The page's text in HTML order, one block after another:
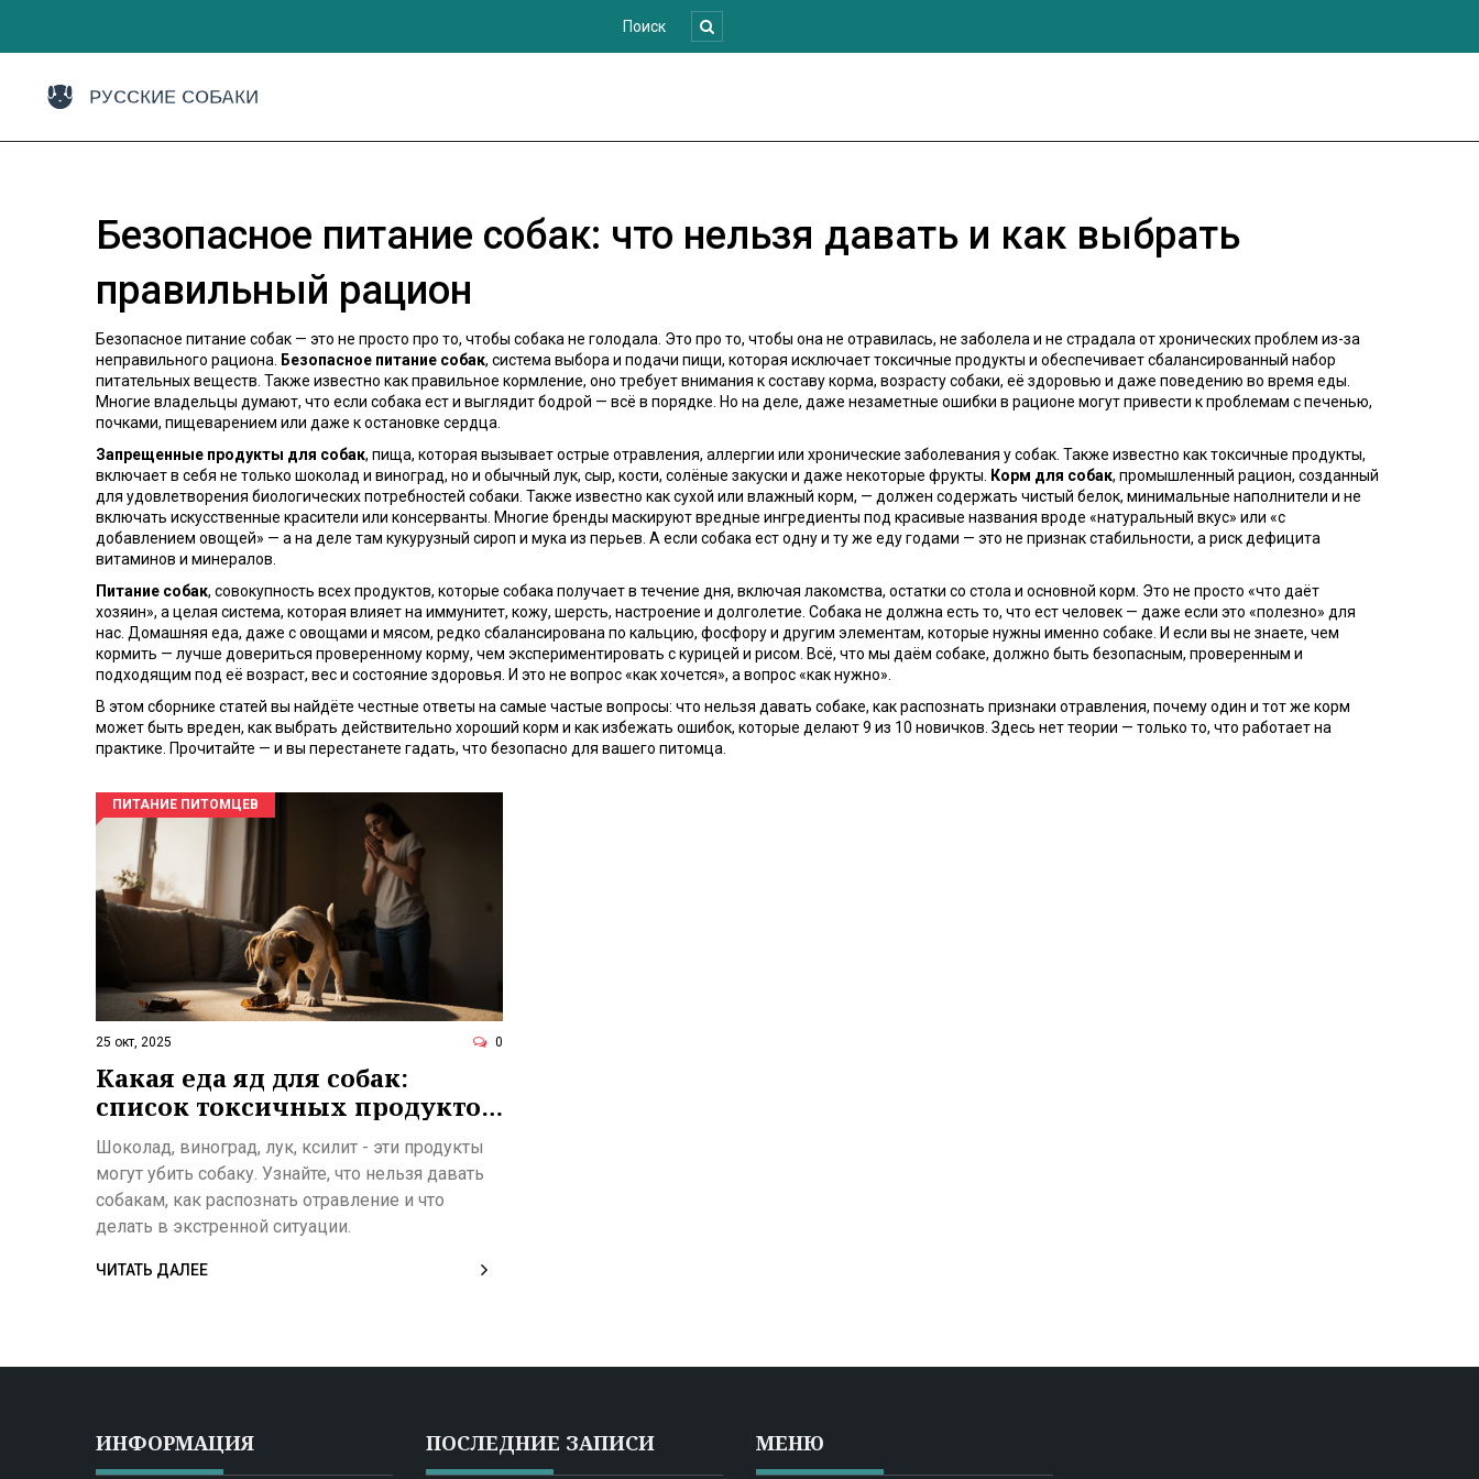
Безопасное питание собак: что нельзя давать и как выбрать
правильный рацион
Безопасное питание собак — это не просто про то, чтобы собака не голодала. Это про то, чтобы она не отравилась, не заболела и не страдала от хронических проблем из-за
неправильного рациона.
Безопасное питание собак, система выбора и подачи пищи, которая исключает токсичные продукты и обеспечивает сбалансированный набор
питательных веществ . Также известно какправильное кормление, оно требует внимания к составу корма, возрасту собаки, её здоровью и даже поведению во время еды.
Многие владельцы думают, что если собака ест и выглядит бодрой — всё в порядке. Но на деле, даже незаметные ошибки в рационе могут привести к проблемам с печенью,
почками, пищеварением или даже к остановке сердца.
Запрещенные продукты для собак, пища, которая вызывает острые отравления, аллергии или хронические заболевания у собак . Также известно кактоксичные продукты,
включает в себя не только шоколад и виноград, но и обычный лук, сыр, кости, солёные закуски и даже некоторые фрукты.
Корм для собак, промышленный рацион, созданный
для удовлетворения биологических потребностей собаки . Также известно каксухой или влажный корм, — должен содержать чистый белок, минимальные наполнители и не
включать искусственные красители или консерванты. Многие бренды маскируют вредные ингредиенты под красивые названия вроде «натуральный вкус» или «с
добавлением овощей» — а на деле там кукурузный сироп и мука из перьев. А если собака ест одну и ту же еду годами — это не признак стабильности, а риск дефицита
витаминов и минералов.
Питание собак, совокупность всех продуктов, которые собака получает в течение дня, включая лакомства, остатки со стола и основной корм . Это не просто «что даёт
хозяин», а целая система, которая влияет на иммунитет, кожу, шерсть, настроение и долголетие. Собака не должна есть то, что ест человек — даже если это «полезно» для
нас. Домашняя еда, даже с овощами и мясом, редко сбалансирована по кальцию, фосфору и другим элементам, которые нужны именно собаке. И если вы не знаете, чем
кормить — лучше довериться проверенному корму, чем экспериментировать с курицей и рисом. Всё, что мы даём собаке, должно быть безопасным, проверенным и
подходящим под её возраст, вес и состояние здоровья. И это не вопрос «как хочется», а вопрос «как нужно».
В этом сборнике статей вы найдёте честные ответы на самые частые вопросы: что нельзя давать собаке, как распознать признаки отравления, почему один и тот же корм
может быть вреден, как выбрать действительно хороший корм и как избежать ошибок, которые делают 9 из 10 новичков. Здесь нет теории — только то, что работает на
практике. Прочитайте — и вы перестанете гадать, что безопасно для вашего питомца.
ПИТАНИЕ ПИТОМЦЕВ
25 окт, 2025 0
Какая еда яд для собак:
список токсичных продуктов
и что делать, если собака
съела запрещенное
Шоколад, виноград, лук, ксилит - эти продукты
могут убить собаку. Узнайте, что нельзя давать
собакам, как распознать отравление и что
делать в экстренной ситуации.
ЧИТАТЬ ДАЛЕЕ
ИНФОРМАЦИЯ ПОСЛЕДНИЕ ЗАПИСИ МЕНЮ